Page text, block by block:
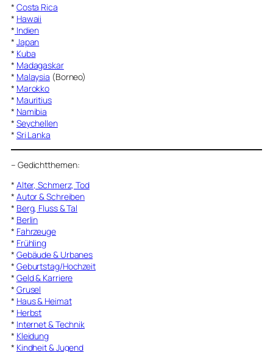
* Costa Rica
* Hawaii
* Indien
* Japan
* Kuba
* Madagaskar
* Malaysia (Borneo)
* Marokko
* Mauritius
* Namibia
* Seychellen
* Sri Lanka
– Gedichtthemen:
* Alter, Schmerz, Tod
* Autor & Schreiben
* Berg, Fluss & Tal
* Berlin
* Fahrzeuge
* Frühling
* Gebäude & Urbanes
* Geburtstag/Hochzeit
* Geld & Karriere
* Grusel
* Haus & Heimat
* Herbst
* Internet & Technik
* Kleidung
* Kindheit & Jugend